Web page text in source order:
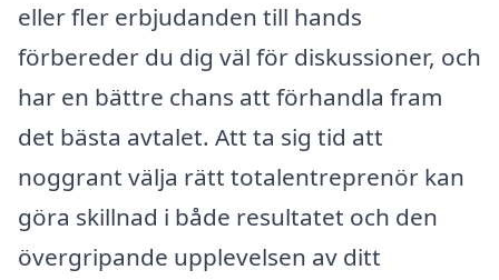
eller fler erbjudanden till hands
förbereder du dig väl för diskussioner, och
har en bättre chans att förhandla fram
det bästa avtalet. Att ta sig tid att
noggrant välja rätt totalentreprenör kan
göra skillnad i både resultatet och den
övergripande upplevelsen av ditt